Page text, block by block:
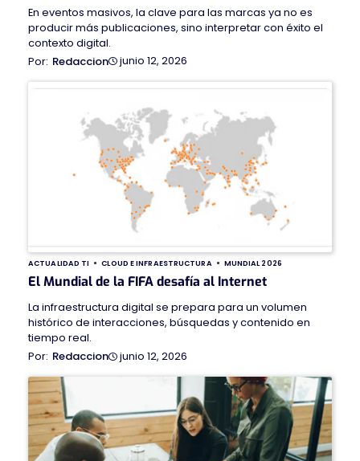
En eventos masivos, la clave para las marcas ya no es
producir más publicaciones, sino interpretar con éxito el
contexto digital.
Redaccion
junio 12, 2026
ACTUALIDAD TI CLOUD E INFRAESTRUCTURA MUNDIAL 2026
El Mundial de la FIFA desafía al Internet
La infraestructura digital se prepara para un volumen
histórico de interacciones, búsquedas y contenido en
tiempo real.
Redaccion
junio 12, 2026